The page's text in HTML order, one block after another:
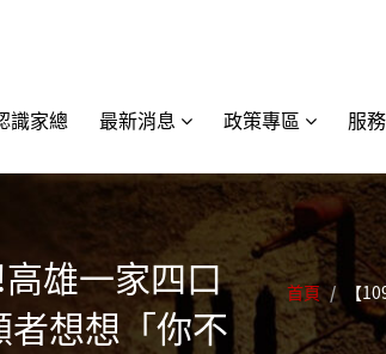
識家總 最新消息 政策專區 服
雄一家四口
想想「你不
首頁 /
【